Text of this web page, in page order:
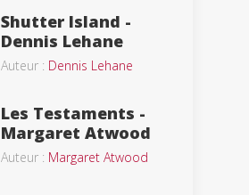
Shutter Island -
Dennis Lehane
Auteur : Dennis Lehane
Les Testaments -
Margaret Atwood
Auteur : Margaret Atwood